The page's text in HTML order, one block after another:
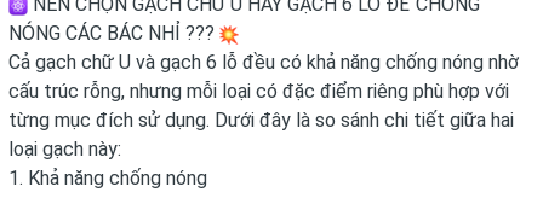
NÓNG CÁC BÁC NHỈ ???
Cả gạch chữ U và gạch 6 lỗ đều có khả năng chống nóng nhờ
cấu trúc rỗng, nhưng mỗi loại có đặc điểm riêng phù hợp với
từng mục đích sử dụng. Dưới đây là so sánh chi tiết giữa hai
loại gạch này:
1. Khả năng chống nóng